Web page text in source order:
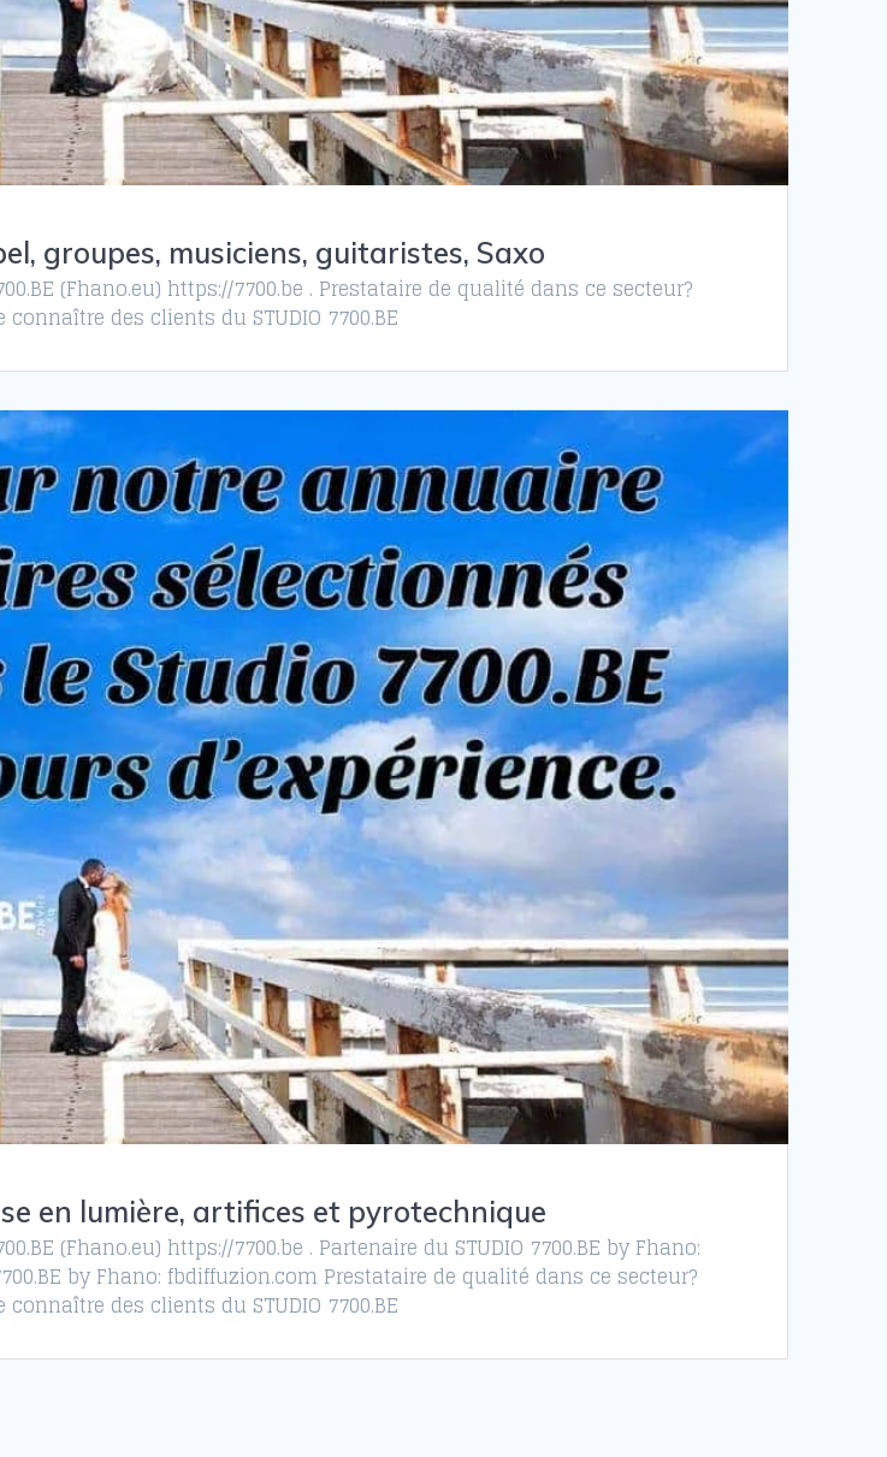
groupes, musiciens, guitaristes, Saxo
(Fhano.eu) https://7700.be . Prestataire de qualité dans ce secteur?
des clients du STUDIO 7700.BE
en lumière, artifices et pyrotechnique
(Fhano.eu) https://7700.be . Partenaire du STUDIO 7700.BE by Fhano:
by Fhano: fbdiffuzion.com Prestataire de qualité dans ce secteur?
des clients du STUDIO 7700.BE